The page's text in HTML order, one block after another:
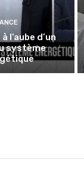
l’aube d’un
système